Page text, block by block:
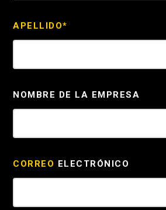
APELLIDO*
NOMBRE DE LA EMPRESA
CORREO ELECTRÓNICO